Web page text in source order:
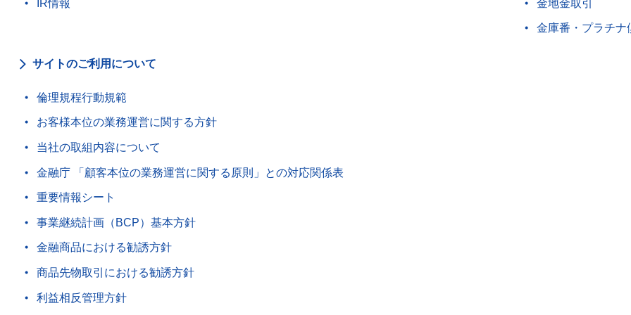
IR情報 金地金取引
金庫番・プラチナ
サイトのご利用について
倫理規程行動規範
お客様本位の業務運営に関する方針
当社の取組内容について
金融庁 「顧客本位の業務運営に関する原則」との対応関係表
重要情報シート
事業継続計画（BCP）基本方針
金融商品における勧誘方針
商品先物取引における勧誘方針
利益相反管理方針